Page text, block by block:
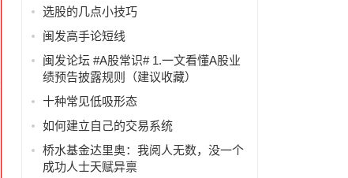
选股的几点小技巧
闽发高手论短线
闽发论坛 #A股常识# 1.一文看懂A股业
绩预告披露规则（建议收藏）
十种常见低吸形态
如何建立自己的交易系统
桥水基金达里奥：我阅人无数，没一个
成功人士天赋异禀